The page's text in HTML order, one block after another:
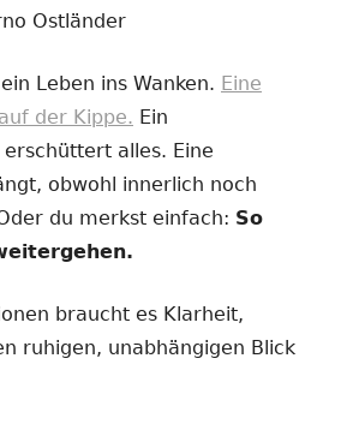
Ostländer
Leben ins Wanken. Eine
der Kippe. Ein
alles. Eine
obwohl innerlich noch
du merkst einfach: So
braucht es Klarheit,
ruhigen, unabhängigen Blick